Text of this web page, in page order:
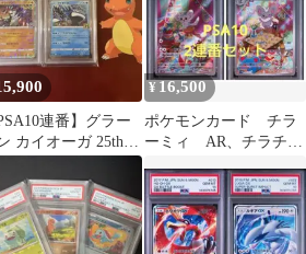
連番】グラー
カイオーガ 25th
ースホロ
¥ 16,500
ポケモンカード チラ
ーミィ AR、チラチー